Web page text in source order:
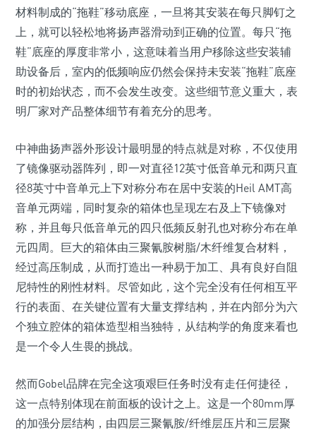
材料制成的“拖鞋”移动底座，一旦将其安装在每只脚钉之
上，就可以轻松地将扬声器滑动到正确的位置。每只“拖
鞋”底座的厚度非常小，这意味着当用户移除这些安装辅
助设备后，室内的低频响应仍然会保持未安装“拖鞋”底座
时的初始状态，而不会发生改变。这些细节意义重大，表
明厂家对产品整体细节有着充分的思考。
中神曲扬声器外形设计最明显的特点就是对称，不仅使用
了镜像驱动器阵列，即一对直径12英寸低音单元和两只直
径8英寸中音单元上下对称分布在居中安装的Heil AMT高
音单元两端，同时复杂的箱体也呈现左右及上下镜像对
称，并且每只低音单元的四只低频反射孔也对称分布在单
元四周。巨大的箱体由三聚氰胺树脂/木纤维复合材料，
经过高压制成，从而打造出一种易于加工、具有良好自阻
尼特性的刚性材料。尽管如此，这个完全没有任何相互平
行的表面、在关键位置有大量支撑结构，并在内部分为六
个独立腔体的箱体造型相当独特，从结构学的角度来看也
是一个令人生畏的挑战。
然而Gobel品牌在完全这项艰巨任务时没有走任何捷径，
这一点特别体现在前面板的设计之上。这是一个80mm厚
的加强分层结构，由四层三聚氰胺/纤维层压片和三层聚